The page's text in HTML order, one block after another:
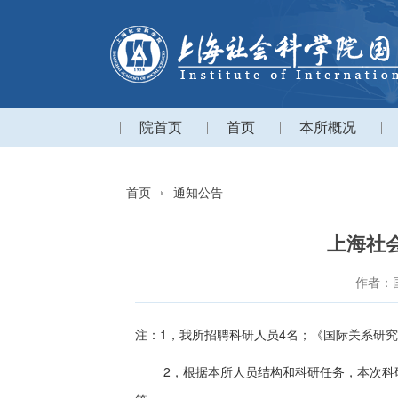
院首页 首页 本所概况
首页 通知公告
上海社
作者：
注： 1，我所招聘科研人员4名；《国际关系研
2，根据本所人员结构和科研任务，本次科